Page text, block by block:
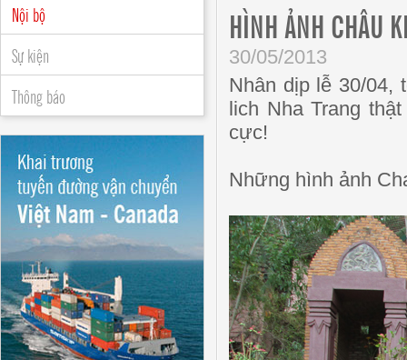
Nội bộ
Sự kiện
Thông báo
HÌNH ẢNH CHÂU
30/05/2013
Nhân dịp lễ 30/04,
lich Nha Trang
cực!
Những hình ảnh